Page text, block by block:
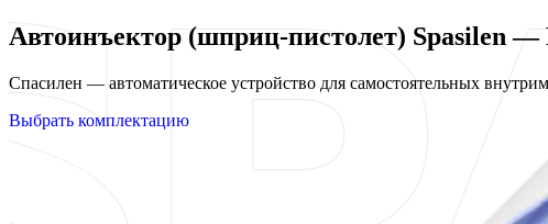
Автоинъектор (шприц-пистолет) Spasilen —
Спасилен — автоматическое устройство для самостоятельных
Выбрать комплектацию